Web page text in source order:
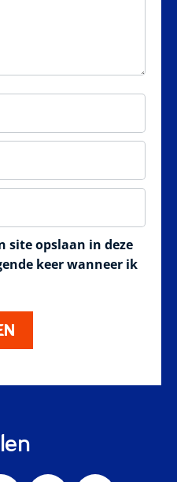
site opslaan in deze
keer wanneer ik